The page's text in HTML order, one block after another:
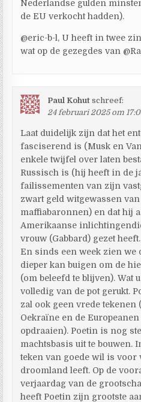
Nederlandse gulden
de EU verkocht hadden).
@eric-b-l, U heeft in twee
wat op de gezegdes van
Paul Kohut schreef:
24 februari 2025 om
Laat duidelijk zijn dat het
fasciserend is (Musk en
enkele twijfel over laten
Russisch is (hij heeft in de
failissementen van zijn
zwart geld witgewassen
maffiabaronnen) en dat hij
Amerikaanse
vrouw (Gabbard) gezet heeft.
En sinds een week zien we
dieper kan buigen om de
(om beleefd te blijven). Wat
volledig van de pot gerukt.
zal ook geen vrede
Oekraïne en de
opdraaien). Poetin is nog
machtsbasis uit te bouwen.
teken van goede wil is voor
droomland leeft. Op de
verjaardag van de
heeft Poetin zijn grootste